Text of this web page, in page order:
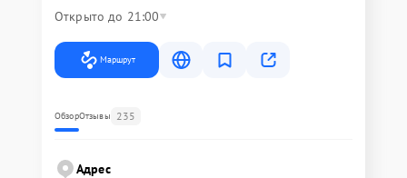
Открыто до 21:00
Маршрут
ОбзорОтзывы 235
Адрес